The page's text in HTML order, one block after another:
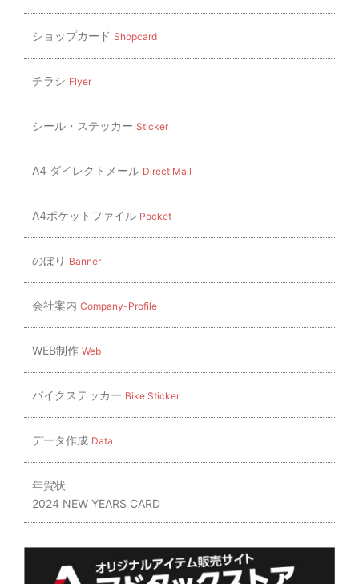
ショップカード Shopcard
チラシ Flyer
シール・ステッカー Sticker
A4 ダイレクトメール Direct Mail
A4ポケットファイル Pocket
のぼり Banner
会社案内 Company-Profile
WEB制作 Web
バイクステッカー Bike Sticker
データ作成 Data
年賀状
2024 NEW YEARS CARD